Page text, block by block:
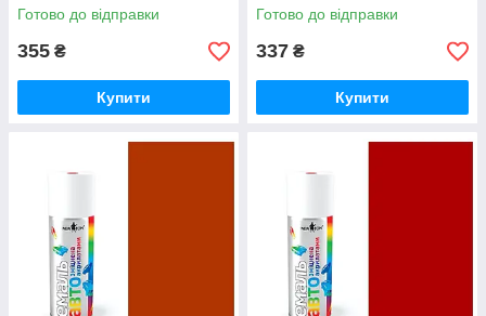
Готово до відправки
355 ₴
Купити
Готово до відправки
337 ₴
Купити